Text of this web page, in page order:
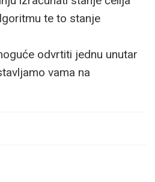
te to stanje
odvrtiti jednu unutar
vama na